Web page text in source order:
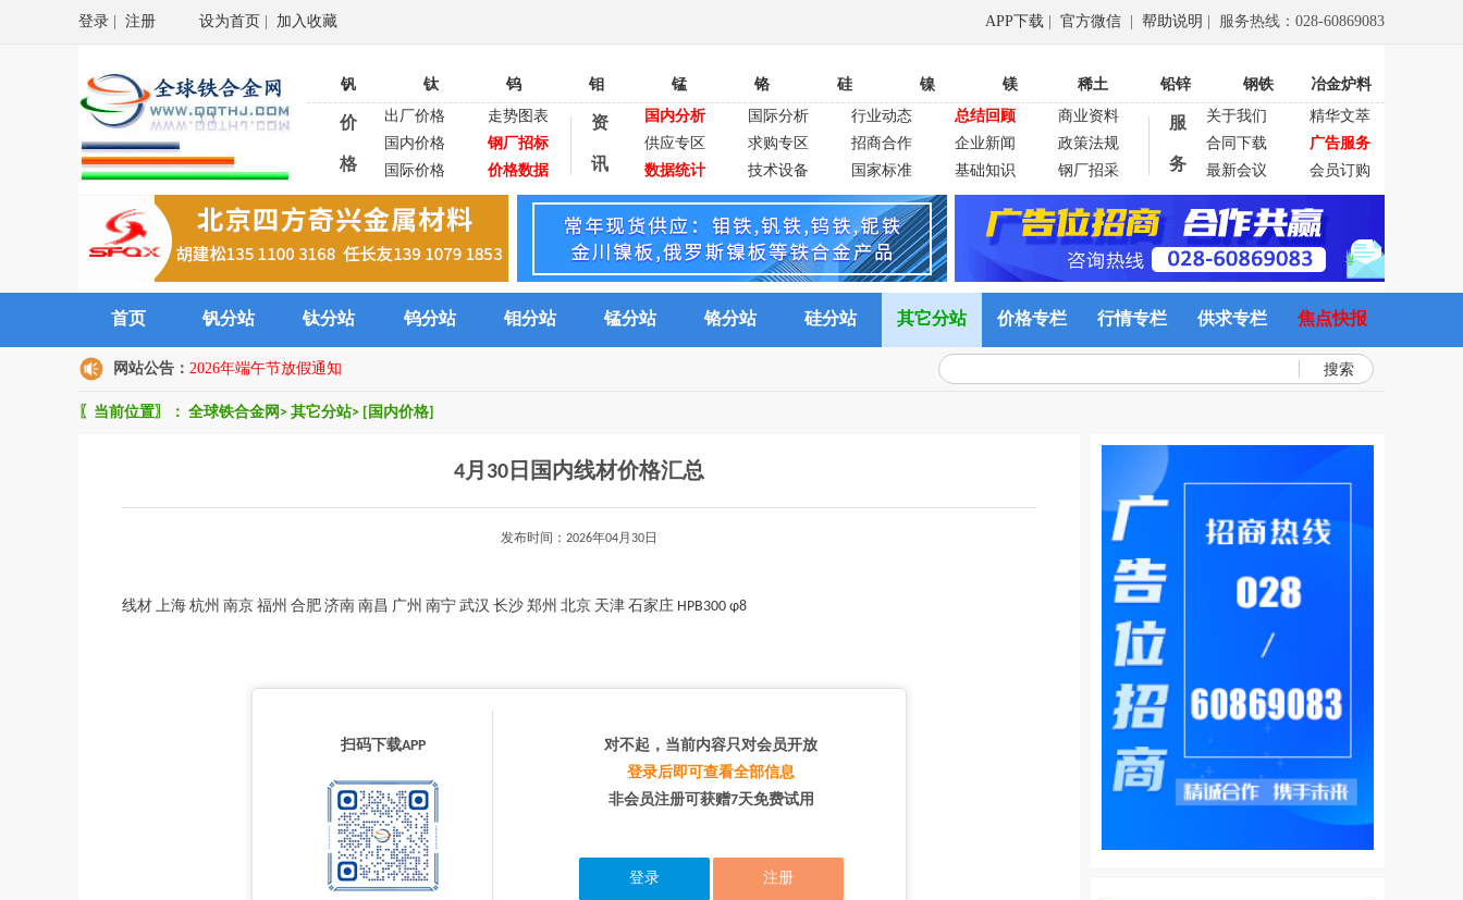
登录 注册 设为首页 加入收藏 APP下载 官方微信 帮助说明 | 服务热线：028-60869083
钒 钛 钨 钼 锰 铬 硅 镍 镁 稀土 铅锌 钢铁 冶金炉料
价
格
出厂价格
走势图表
国内价格
钢厂招标
国际价格
价格数据
资
讯
国内分析 国际分析 行业动态 总结回顾
商业资料
供应专区
求购专区 招商合作 企业新闻
政策法规
数据统计
技术设备 国家标准 基础知识 钢厂招采
服
务
关于我们
精华文萃
合同下载
广告服务
最新会议
会员订购
首页 钒分站 钛分站 钨分站 钼分站 锰分站 铬分站 硅分站 其它分站 价格专栏 行情专栏 供求专栏 焦点快报
网站公告： 2026年端午节放假通知 搜索
〖当前位置〗： 全球铁合金网 > 其它分站> [国内价格]
4月30日国内线材价格汇总
发布时间：2026年04月30日
线材 上海 杭州 南京 福州 合肥 济南 南昌 广州 南宁 武汉 长沙 郑州 北京 天津 石家庄 HPB300 φ8
扫码下载APP
对不起，当前内容只对会员开放
登录后即可查看全部信息
非会员注册可获赠7天免费试用
登录 注册